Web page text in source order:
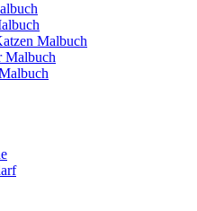
Malbuch
Malbuch